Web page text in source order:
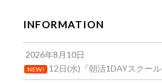
INFORMATION
2026年8月10日
NEW! 12日(水)『朝活1DAYスクール